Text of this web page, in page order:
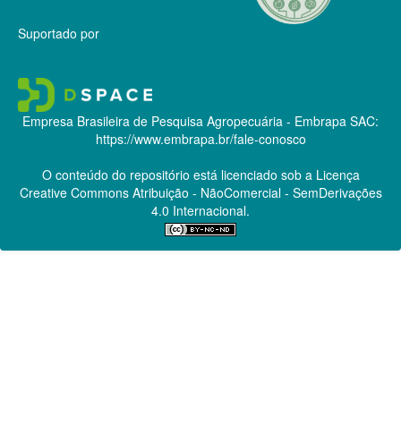
Suportado por
Empresa Brasileira de Pesquisa Agropecuária - Embrapa SAC:
https://www.embrapa.br/fale-conosco
O conteúdo do repositório está licenciado sob a Licença
Creative CommonsAtribuição - NãoComercial - SemDerivações
4.0 Internacional.